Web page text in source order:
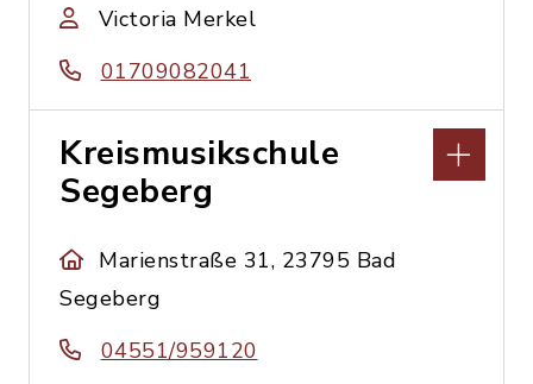
Victoria Merkel
01709082041
Kreismusikschule
Segeberg
Marienstraße 31, 23795 Bad
Segeberg
04551/959120